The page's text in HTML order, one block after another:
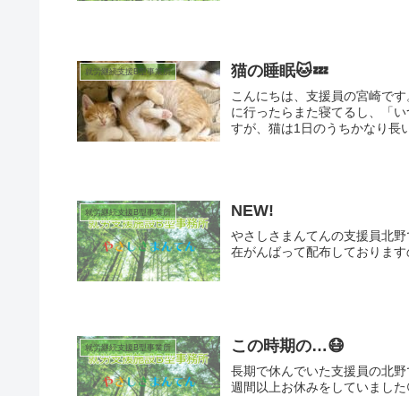
就労継続支援B型事業所 猫の睡眠🐱💤
こんにちは、支援員の宮崎で
に行ったらまた寝てるし、「
すが、猫は1日のうちかなり長
就労継続支援B型事業所 NEW!
やさしさまんてんの支援員北
在がんばって配布しておりま
就労継続支援B型事業所 この時期の…😷
長期で休んでいた支援員の北
週間以上お休みをしていまし